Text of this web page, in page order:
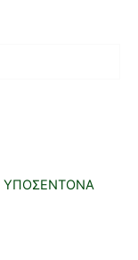
ΥΠΟΣΕΝΤΟΝΑ